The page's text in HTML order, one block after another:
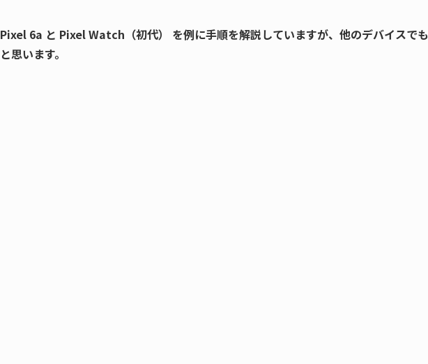
6a と Pixel Watch（初代） を例に手順を解説していますが、他のデバイスでも
思います。